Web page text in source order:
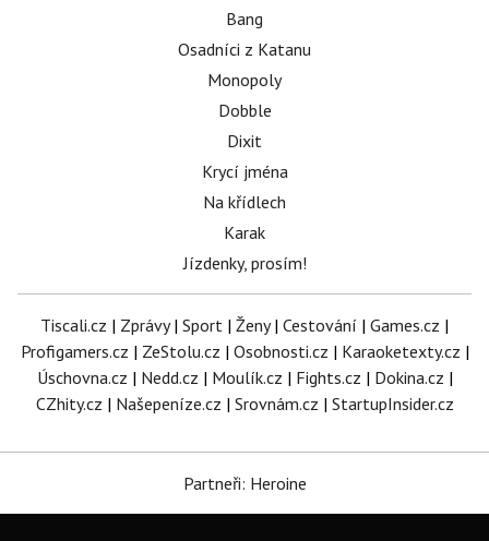
Bang
Osadníci z Katanu
Monopoly
Dobble
Dixit
Krycí jména
Na křídlech
Karak
Jízdenky, prosím!
Tiscali.cz | Zprávy| Sport | Ženy| Cestování | Games.cz |
Profigamers.cz | ZeStolu.cz | Osobnosti.cz | Karaoketexty.cz |
Úschovna.cz | Nedd.cz | Moulík.cz | Fights.cz | Dokina.cz |
CZhity.cz | Našepeníze.cz | Srovnám.cz | StartupInsider.cz
Partneři: Heroine